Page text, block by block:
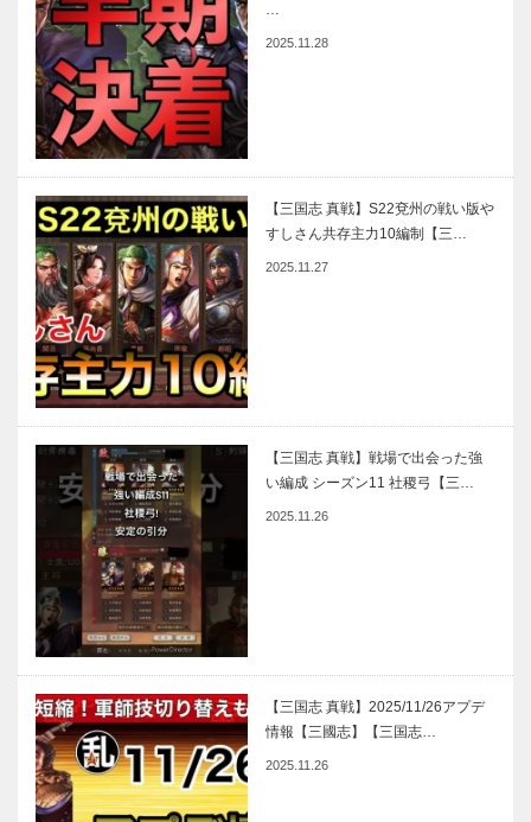
…
2025.11.28
【三国志 真戦】S22兗州の戦い版や
すしさん共存主力10編制【三…
2025.11.27
【三国志 真戦】戦場で出会った強
い編成 シーズン11 社稷弓【三…
2025.11.26
【三国志 真戦】2025/11/26アプデ
情報【三國志】【三国志…
2025.11.26